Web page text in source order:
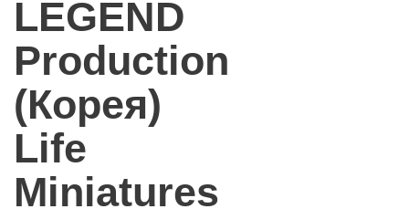
LEGEND
Production
(Корея)
Life
Miniatures